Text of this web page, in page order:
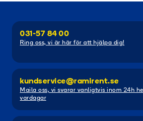
031-57 84 00
Ring oss, vi är här för att hjälpa dig!
kundservice@ramirent.se
Maila oss, vi svarar vanligtvis inom 24h
vardagar